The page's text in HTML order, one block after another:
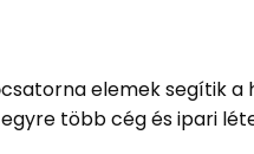
elemek segítik a
több cég és ipari